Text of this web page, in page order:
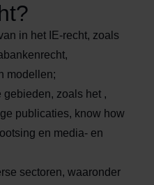
in het IE-recht, zoals
modellen;
gebieden, zoals het ,
publicaties, know how
en media- en
sectoren, waaronder